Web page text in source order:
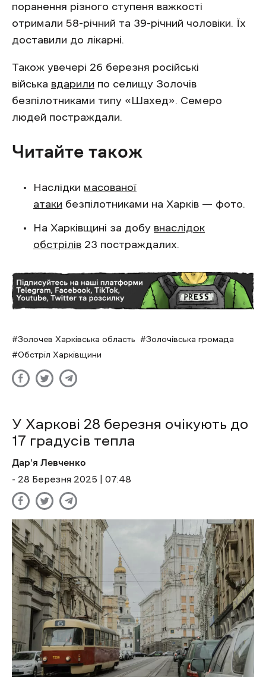
поранення різного ступеня важкості
отримали 58-річний та 39-річний чоловіки. Їх
доставили до лікарні.
Також увечері 26 березня російські
війська вдарили по селищу Золочів
безпілотниками типу «Шахед». Семеро
людей постраждали.
Читайте також
Наслідки масованої
атаки безпілотниками на Харків — фото.
На Харківщині за добу внаслідок
обстрілів 23 постраждалих.
Золочев Харківська область
Золочівська громада
Обстріл Харківщини
У Харкові 28 березня очікують до
17 градусів тепла
Дар'я Левченко
- 28 Березня 2025 | 07:48